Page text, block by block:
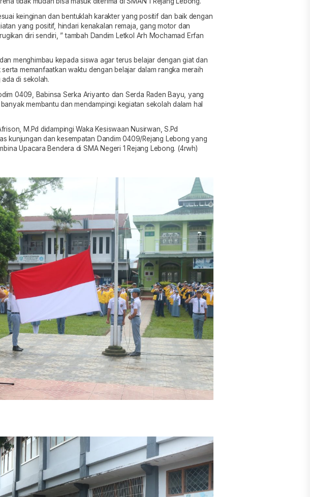
keinginan dan bentuklah karakter yang positif dan baik dengan
yang positif, hindari kenakalan remaja, gang motor dan
diri sendiri, ” tambah Dandim Letkol Arh Mochamad Erfan
menghimbau kepada siswa agar terus belajar dengan giat dan
memanfaatkan waktu dengan belajar dalam rangka meraih
di sekolah.
0409, Babinsa Serka Ariyanto dan Serda Raden Bayu, yang
membantu dan mendampingi kegiatan sekolah dalam hal
M.Pd didampingi Waka Kesiswaan Nusirwan, S.Pd
kunjungan dan kesempatan Dandim 0409/Rejang Lebong yang
Upacara Bendera di SMA Negeri 1 Rejang Lebong. (4rwh)